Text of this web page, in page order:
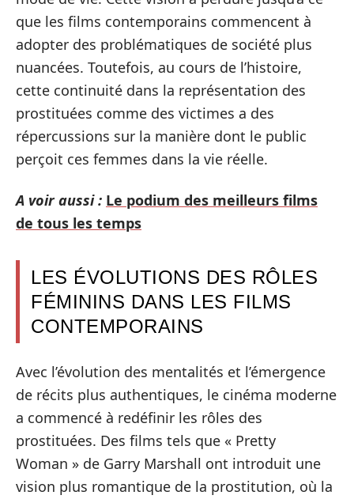
que les films contemporains commencent à
adopter des problématiques de société plus
nuancées. Toutefois, au cours de l’histoire,
cette continuité dans la représentation des
prostituées comme des victimes a des
répercussions sur la manière dont le public
perçoit ces femmes dans la vie réelle.
A voir aussi : Le podium des meilleurs films
de tous les temps
LES ÉVOLUTIONS DES RÔLES
FÉMININS DANS LES FILMS
CONTEMPORAINS
Avec l’évolution des mentalités et l’émergence
de récits plus authentiques, le cinéma moderne
a commencé à redéfinir les rôles des
prostituées. Des films tels que « Pretty
Woman » de Garry Marshall ont introduit une
vision plus romantique de la prostitution, où la